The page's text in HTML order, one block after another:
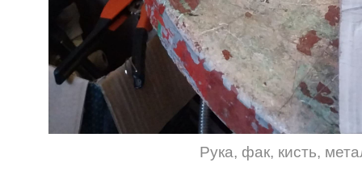
Рука, фак, кисть,